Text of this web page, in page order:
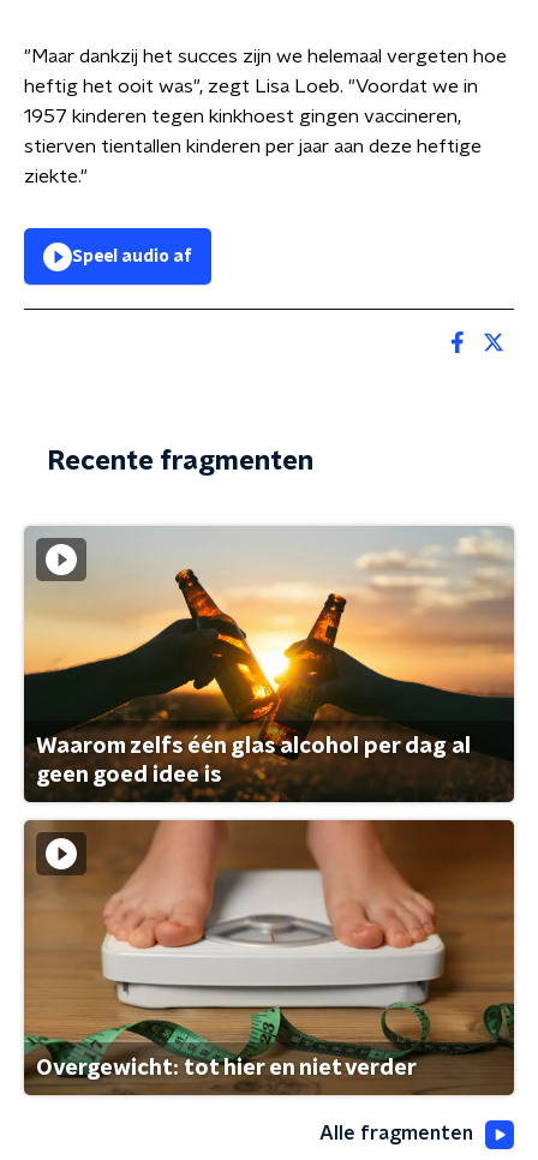
"Maar dankzij het succes zijn we helemaal vergeten hoe
heftig het ooit was", zegt Lisa Loeb. "Voordat we in
1957 kinderen tegen kinkhoest gingen vaccineren,
stierven tientallen kinderen per jaar aan deze heftige
ziekte."
Speel audio af
Recente fragmenten
Waarom zelfs één glas alcohol per dag al
geen goed idee is
Overgewicht: tot hier en niet verder
Alle fragmenten